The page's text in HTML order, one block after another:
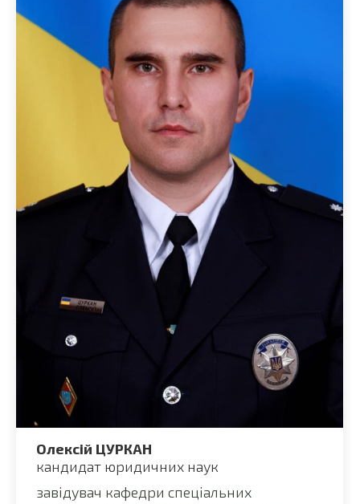
Олексій ЦУРКАН
кандидат юридичних наук
завідувач кафедри спеціальних